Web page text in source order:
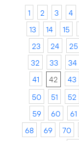
1 2 3 4
13
14 15
23
24 25
32
33 34
41
42 43
50
51 52
59
60 61
68
69 70